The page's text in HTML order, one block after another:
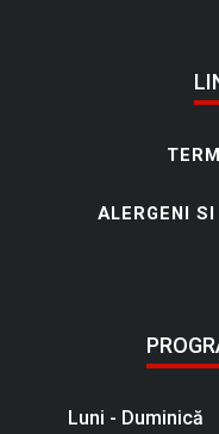
ALERGENI
Luni - Duminică